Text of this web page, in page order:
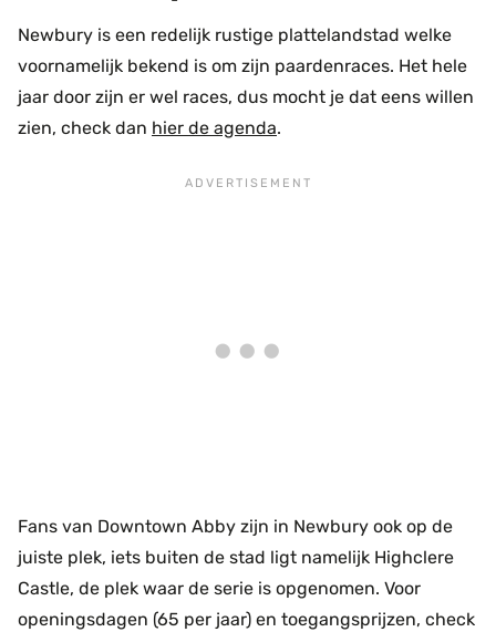
Newbury is een redelijk rustige plattelandstad welke
voornamelijk bekend is om zijn paardenraces. Het hele
jaar door zijn er wel races, dus mocht je dat eens willen
zien, check dan hier de agenda.
Fans van Downtown Abby zijn in Newbury ook op de
juiste plek, iets buiten de stad ligt namelijk Highclere
Castle, de plek waar de serie is opgenomen. Voor
openingsdagen (65 per jaar) en toegangsprijzen, check